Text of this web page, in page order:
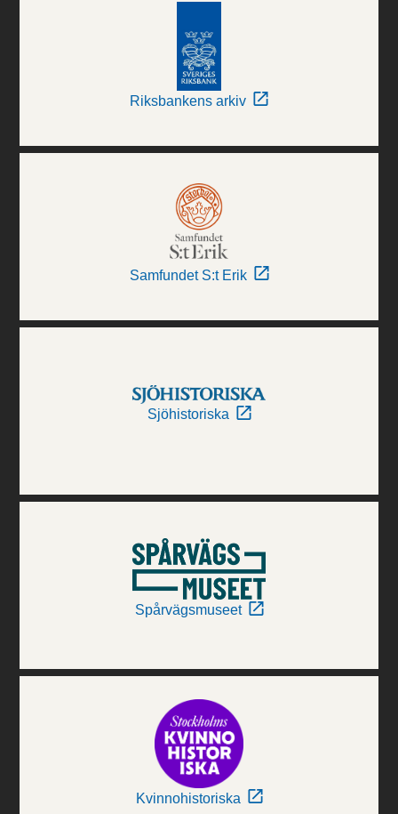
Riksbankens arkiv
Samfundet S:t Erik
Sjöhistoriska
Spårvägsmuseet
Kvinnohistoriska